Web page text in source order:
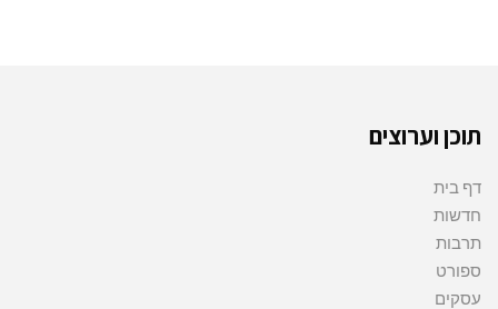
תוכן וערוצים
דף בית
חדשות
תרבות
ספורט
עסקים